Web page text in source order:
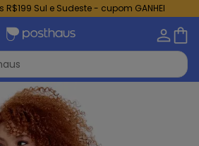
R$199 Sul e Sudeste - cupom GANHEI